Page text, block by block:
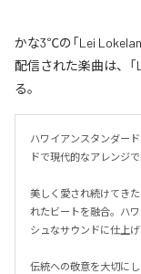
かな3℃の「Lei
配信された楽曲は、「
る。
ハワイアンスタンダー
ドで現代的なアレンジ
美しく愛され続けてき
れたビートを融合。ハ
シュなサウンドに仕上げ
伝統への敬意を大切に